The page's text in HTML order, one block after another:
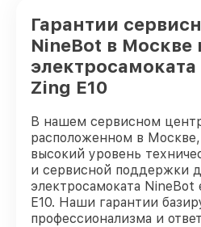
Гарантии
NineBot в Москве
Zing E10
В нашем сервисном
расположенном в
высокий уровень
и сервисной поддержки
электросамоката
E10. Наши гарантии
профессионализма и